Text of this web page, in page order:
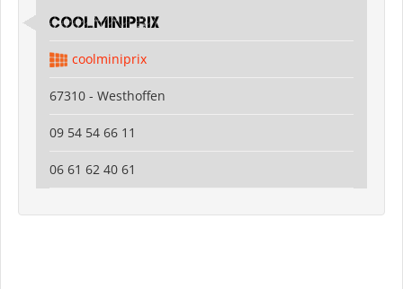
coolminiprix
coolminiprix
67310 - Westhoffen
09 54 54 66 11
06 61 62 40 61